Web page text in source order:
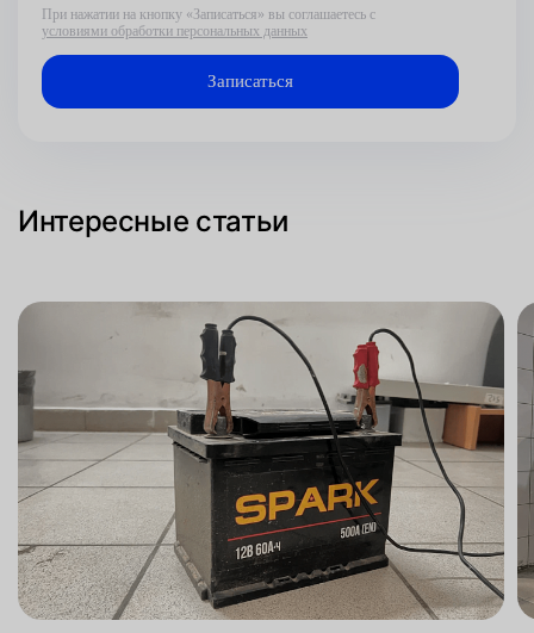
При нажатии на кнопку «Записаться» вы соглашаетесь с
условиями обработки персональных данных
Интересные статьи